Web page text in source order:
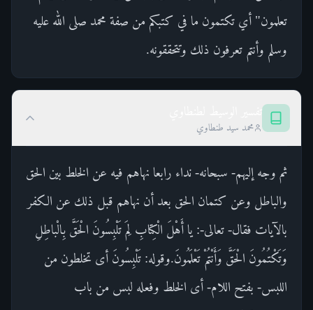
تعلمون" أي تكتمون ما في كتبكم من صفة محمد صلى الله عليه
وسلم وأنتم تعرفون ذلك وتتحققونه.
محمد سيد طنطاوي
ثم وجه إليهم- سبحانه- نداء رابعا نهاهم فيه عن الخلط بين الحق
والباطل وعن كتمان الحق بعد أن نهاهم قبل ذلك عن الكفر
بالآيات فقال- تعالى-: يا أَهْلَ الْكِتابِ لِمَ تَلْبِسُونَ الْحَقَّ بِالْباطِلِ
وَتَكْتُمُونَ الْحَقَّ وَأَنْتُمْ تَعْلَمُونَ.وقوله: تَلْبِسُونَ أى تخلطون من
اللبس- بفتح اللام- أى الخلط وفعله لبس من باب